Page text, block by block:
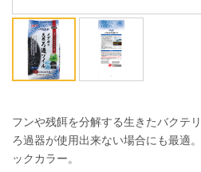
ENGLISH
フンや残餌を分解する生きたバクテ
ろ過器が使用出来ない場合にも最適
ックカラー。